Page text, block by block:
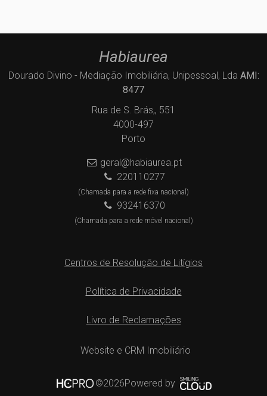
Habiaurea
Dourado Divino - Mediação Imobiliária, Unipessoal, Lda AMI:
8477
Rua de S. Brás,, 551
4000-497
Porto
geral@habiaurea.pt
220110277
(Chamada para a rede fixa nacional)
932416370
(Chamada para a rede móvel nacional)
Centros de Resolução de Litígios
Política de Privacidade
Livro de Reclamações
Website e CRM Imobiliário
©2026Powered by